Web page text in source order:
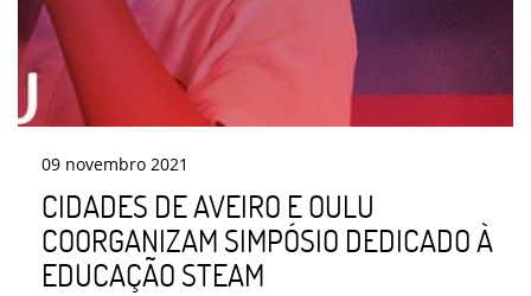
09 novembro 2021
CIDADES DE AVEIRO E OULU
COORGANIZAM SIMPÓSIO DEDICADO À
EDUCAÇÃO STEAM